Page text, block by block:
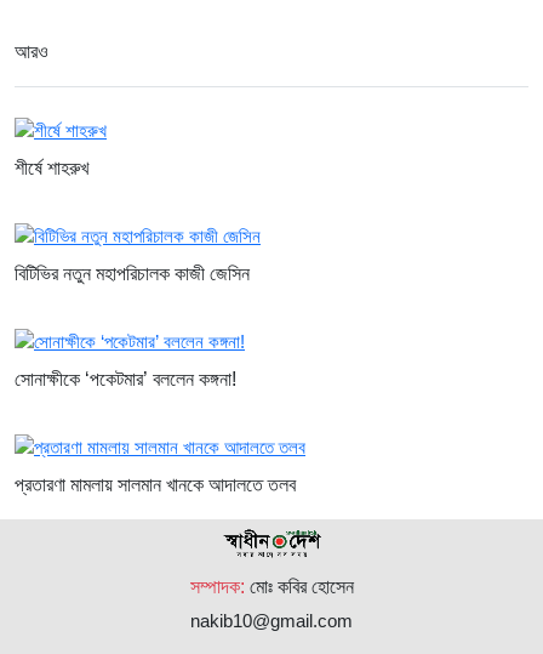
আরও
শীর্ষে শাহরুখ
বিটিভির নতুন মহাপরিচালক কাজী জেসিন
সোনাক্ষীকে ‘পকেটমার’ বললেন কঙ্গনা!
প্রতারণা মামলায় সালমান খানকে আদালতে তলব
সম্পাদক: মোঃ কবির হোসেন
nakib10@gmail.com